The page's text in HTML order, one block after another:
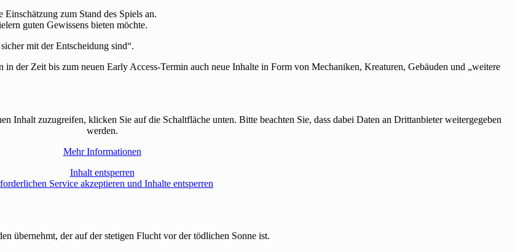
zum Stand des Spiels an.
guten Gewissens bieten möchte.
mit der Entscheidung sind“.
in der Zeit bis zum neuen Early Access-Termin auch neue Inhalte in Form von Mechaniken, Kreaturen, Gebäuden und „weitere
Inhalt zuzugreifen, klicken Sie auf die Schaltfläche unten. Bitte beachten Sie, dass dabei Daten an Drittanbieter weitergegeben
werden.
Mehr Informationen
Inhalt entsperren
Service akzeptieren und Inhalte entsperren
übernehmt, der auf der stetigen Flucht vor der tödlichen Sonne ist.